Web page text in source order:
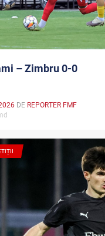
– Zimbru 0-0
DE REPORTER FMF